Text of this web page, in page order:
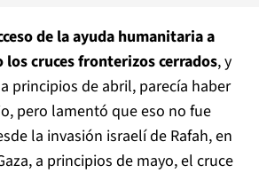
de la ayuda humanitaria a
los cruces fronterizos cerrados, y
principios de abril, parecía haber
pero lamentó que eso no fue
la invasión israelí de Rafah, en
a principios de mayo, el cruce